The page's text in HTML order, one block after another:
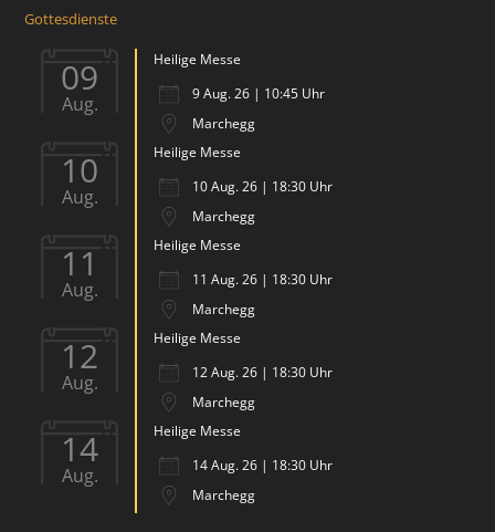
Gottesdienste
09
Aug.
Heilige Messe
9 Aug. 26 | 10:45 Uhr
Marchegg
10
Aug.
Heilige Messe
10 Aug. 26 | 18:30 Uhr
Marchegg
11
Aug.
Heilige Messe
11 Aug. 26 | 18:30 Uhr
Marchegg
12
Aug.
Heilige Messe
12 Aug. 26 | 18:30 Uhr
Marchegg
14
Aug.
Heilige Messe
14 Aug. 26 | 18:30 Uhr
Marchegg